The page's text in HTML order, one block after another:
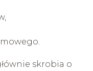
skrobia o